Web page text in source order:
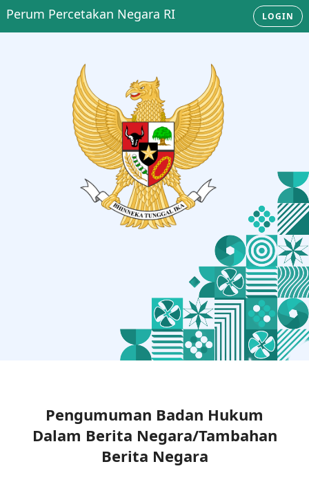
Perum Percetakan Negara RI LOGIN
Pengumuman Badan Hukum
Dalam Berita Negara/Tambahan
Berita Negara